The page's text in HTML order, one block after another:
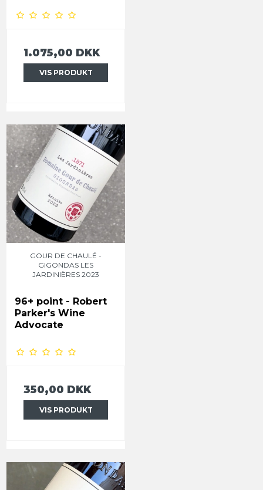
1.075,00 DKK
VIS PRODUKT
GOUR DE CHAULÉ -
GIGONDAS LES
JARDINIÈRES 2023
96+ point - Robert
Parker's Wine
Advocate
350,00 DKK
VIS PRODUKT